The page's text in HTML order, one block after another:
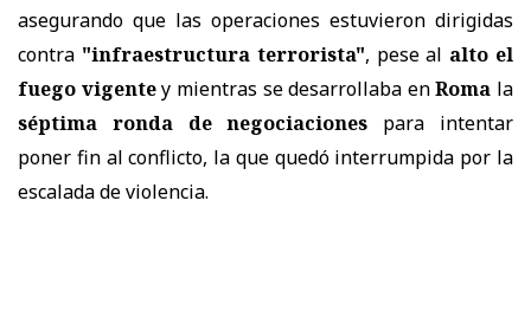
asegurando que las operaciones estuvieron dirigidas
contra "infraestructura terrorista", pese al alto el
fuego vigentey mientras se desarrollaba enRoma la
séptima ronda de negociaciones para intentar
poner fin al conflicto, la que quedó interrumpida por la
escalada de violencia.